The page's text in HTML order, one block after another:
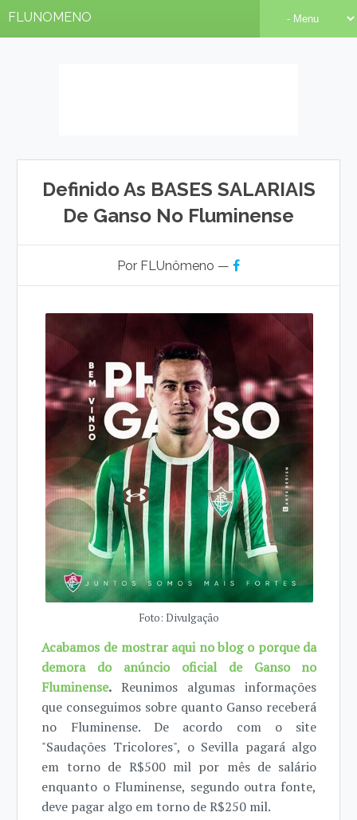
FLUNOMENO
Definido As BASES SALARIAIS
De Ganso No Fluminense
Por FLUnômeno —
Foto: Divulgação
Acabamos de mostrar aqui no blog o porque da
demora do anúncio oficial de Ganso no
Fluminense. Reunimos algumas informações
que conseguimos sobre quanto Ganso receberá
no Fluminense. De acordo com o site
"Saudações Tricolores", o Sevilla pagará algo
em torno de R$500 mil por mês de salário
enquanto o Fluminense, segundo outra fonte,
deve pagar algo em torno de R$250 mil.